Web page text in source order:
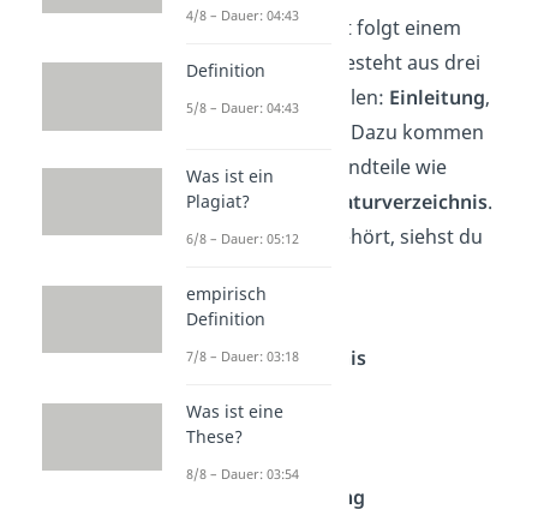
Jede gute Hausarbeit folgt einem
klaren Aufbau
. Sie besteht aus drei
inhaltlichen Hauptteilen: Einleitung,
Hauptteil
. Dazu kommen
einige formale Bestandteile wie
Deckblatt
Literaturverzeichnis.
Wo genau was hingehört, siehst du
Deckblatt
Inhaltsverzeichnis
Hauptteil
Fazit
Anhang
4/8 – Dauer: 04:43
Definition
5/8 – Dauer: 04:43
Was ist ein
Plagiat?
6/8 – Dauer: 05:12
empirisch
Definition
7/8 – Dauer: 03:18
Was ist eine
These?
8/8 – Dauer: 03:54